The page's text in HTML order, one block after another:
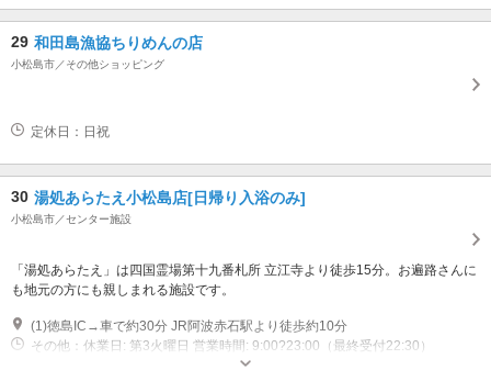
29 和田島漁協ちりめんの店
小松島市／その他ショッピング
定休日：日祝
30 湯処あらたえ小松島店[日帰り入浴のみ]
小松島市／センター施設
「湯処あらたえ」は四国霊場第十九番札所 立江寺より徒歩15分。お遍路さんに
も地元の方にも親しまれる施設です。
(1)徳島IC→車で約30分 JR阿波赤石駅より徒歩約10分
その他：休業日: 第3火曜日 営業時間: 9:00?23:00（最終受付22:30）